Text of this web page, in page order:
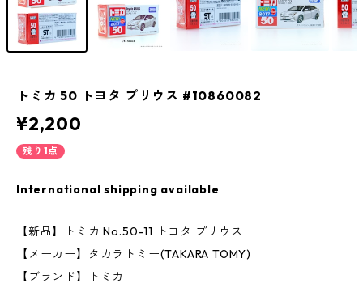
トミカ 50 トヨタ プリウス #10860082
¥2,200
残り1点
International shipping available
【新品】トミカ No.50-11 トヨタ プリウス
【メーカー】タカラトミー(TAKARA TOMY)
【ブランド】トミカ